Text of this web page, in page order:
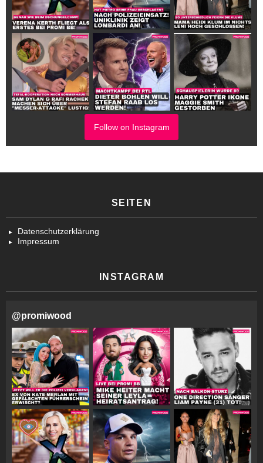
Follow on Instagram
SEITEN
Datenschutzerklärung
Impressum
INSTAGRAM
@promiwood